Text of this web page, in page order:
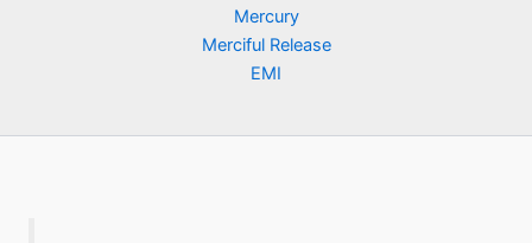
Mercury
Merciful Release
EMI